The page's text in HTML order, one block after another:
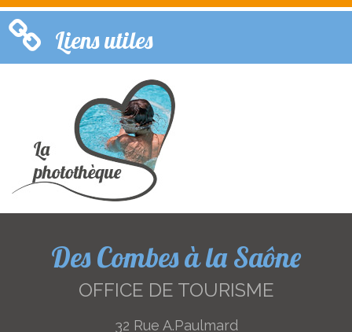
Liens utiles
Des Combes à la Saône
OFFICE DE TOURISME
32 Rue A.Paulmard